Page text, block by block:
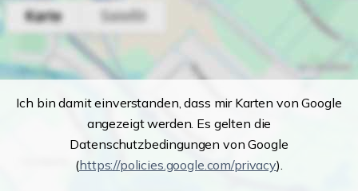
Ich bin damit einverstanden, dass mir Karten von Google
angezeigt werden. Es gelten die
Datenschutzbedingungen von Google
(https://policies.google.com/privacy).